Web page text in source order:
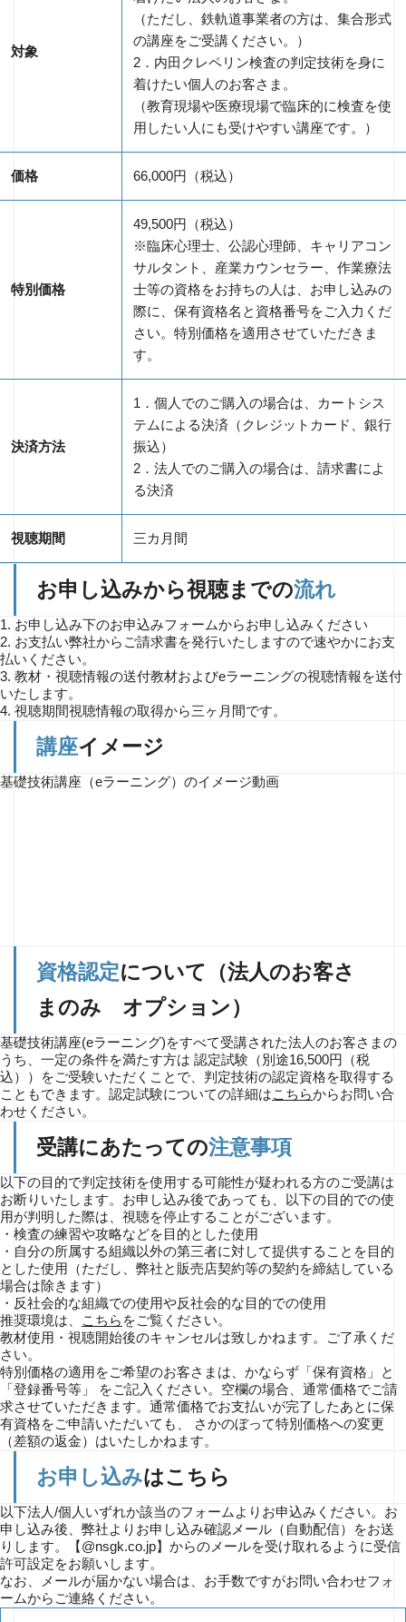
対象
（ただし、鉄軌道事業者の方は、集合形式
の講座をご受講ください。）
2．内田クレペリン検査の判定技術を身に
着けたい個人のお客さま。
（教育現場や医療現場で臨床的に検査を使
用したい人にも受けやすい講座です。）
価格 66,000円（税込）
特別価格
49,500円（税込）
※臨床心理士、公認心理師、キャリアコン
サルタント、産業カウンセラー、作業療法
士等の資格をお持ちの人は、お申し込みの
際に、保有資格名と資格番号をご入力くだ
さい。特別価格を適用させていただきま
す。
決済方法
1．個人でのご購入の場合は、カートシス
テムによる決済（クレジットカード、銀行
振込）
2．法人でのご購入の場合は、請求書によ
る決済
視聴期間 三カ月間
お申し込みから視聴までの流れ
1. お申し込み下のお申込みフォームからお申し込みください
2. お支払い弊社からご請求書を発行いたしますので速やかにお支
払いください。
3. 教材・視聴情報の送付教材およびeラーニングの視聴情報を送付
いたします。
4. 視聴期間視聴情報の取得から三ヶ月間です。
講座イメージ
基礎技術講座（eラーニング）のイメージ動画
資格認定について（法人のお客さ
まのみ オプション）
基礎技術講座(eラーニング)をすべて受講された法人のお客さまの
うち、一定の条件を満たす方は 認定試験（別途16,500円（税
込））をご受験いただくことで、判定技術の認定資格を取得する
こともできます。認定試験についての詳細はこちらからお問い合
わせください。
受講にあたっての注意事項
以下の目的で判定技術を使用する可能性が疑われる方のご受講は
お断りいたします。お申し込み後であっても、以下の目的での使
用が判明した際は、視聴を停止することがございます。
・検査の練習や攻略などを目的とした使用
・自分の所属する組織以外の第三者に対して提供することを目的
とした使用（ただし、弊社と販売店契約等の契約を締結している
場合は除きます）
・反社会的な組織での使用や反社会的な目的での使用
推奨環境は、
こちら をご覧ください。
教材使用・視聴開始後のキャンセルは致しかねます。ご了承くだ
さい。
特別価格の適用をご希望のお客さまは、かならず「保有資格」と
「登録番号等」 をご記入ください。空欄の場合、通常価格でご請
求させていただきます。通常価格でお支払いが完了したあとに保
有資格をご申請いただいても、 さかのぼって特別価格への変更
（差額の返金）はいたしかねます。
お申し込みはこちら
以下法人/個人いずれか該当のフォームよりお申込みください。お
申し込み後、弊社よりお申し込み確認メール（自動配信）をお送
りします。【@nsgk.co.jp】からのメールを受け取れるように受信
許可設定をお願いします。
なお、メールが届かない場合は、お手数ですがお問い合わせフォ
ームからご連絡ください。